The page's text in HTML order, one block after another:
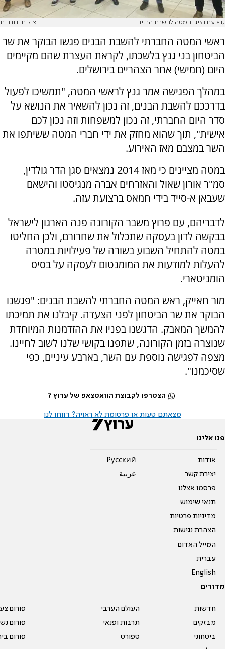
גנץ עם נציגי המטה להשבת הבנים צילום: דוברות
ראשי המטה החברתי להשבת הבנים פגשו הבוקר את שר
הביטחון בני גנץ בלשכתו, לקראת העצרת שהם מקיימים
היום (חמישי) אחר הצהריים בירושלים.
במהלך הפגישה אמר גנץ לראשי המטה, "תמשיכו לפעול
בדרככם להשבת הבנים, זה נכון להשאיר את הנושא על
סדר היום החברתי, זה נכון למשפחות וזה נכון לכם
אישית", תוך שהוא מחזק את ידי חברי המטה ששיתפו את
השר במצבם מאז האירוע.
במטה מציינים כי מאז 2014 נמצאים סגן הדר גולדין,
סמ"ר אורון שאול והאזרחים אברה מנגיסטו והישאם
שעבאן א-סייד בידי חמאס ברצועת עזה.
לדבריהם, עם פרוץ משבר הקורונה פנה הארגון לישראל
בבקשה לדון בעסקה שתכלול את שחרורם, ולכן החליטו
במטה להתחיל השבוע בשורה של פעילויות במטרה
להעלות למודעות את המומנטום לעסקה על בסיס
הומניטארי.
מור חאייק, ראש המטה החברתי להשבת הבנים: "פגשנו
הבוקר את שר הביטחון לפני הצעדה. קיבלנו את תמיכתו
להמשך המאבק. הדגשנו בפניו את ההזדמנות המיוחדת
שנוצרה בזמן הקורונה, שתפנו בקושי שלנו לשוב לחיינו.
מצפה לפגישה נוספת עם השר, בארבע עיניים, כפי
שסיכמנו".
הצטרפו לקבוצת הוואטצאפ של ערוץ 7
מצאתם טעות או פרסומת לא ראויה? דווחו לנו
פנו אלינו
אודות
יצירת קשר
פרסמו אצלנו
תנאי שימוש
מדיניות פרטיות
הצהרת נגישות
המייל האדום
עברית
English
Pусский
عربية
מדורים
חדשות
מבזקים
ביטחוני
העולם הערבי
תרבות ופנאי
ספורט
פורום
פורום
פורום